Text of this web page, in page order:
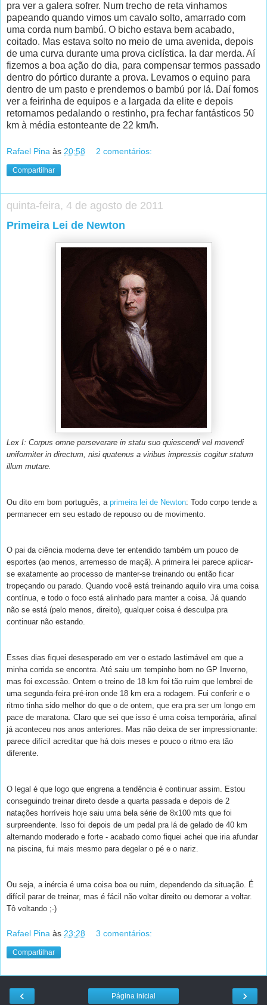
pra ver a galera sofrer. Num trecho de reta vinhamos
papeando quando vimos um cavalo solto, amarrado com
uma corda num bambú. O bicho estava bem acabado,
coitado. Mas estava solto no meio de uma avenida, depois
de uma curva durante uma prova ciclística. Ia dar merda. Aí
fizemos a boa ação do dia, para compensar termos passado
dentro do pórtico durante a prova. Levamos o equino para
dentro de um pasto e prendemos o bambú por lá. Daí fomos
ver a feirinha de equipos e a largada da elite e depois
retornamos pedalando o restinho, pra fechar fantásticos 50
km à média estonteante de 22 km/h.
Rafael Pina às 20:58 2 comentários:
Compartilhar
quinta-feira, 4 de agosto de 2011
Primeira Lei de Newton
Lex I: Corpus omne perseverare in statu suo quiescendi vel movendi
uniformiter in directum, nisi quatenus a viribus impressis cogitur statum
illum mutare.
Ou dito em bom português, a primeira lei de Newton: Todo corpo tende a
permanecer em seu estado de repouso ou de movimento.
O pai da ciência moderna deve ter entendido também um pouco de
esportes (ao menos, arremesso de maçã). A primeira lei parece aplicar-
se exatamente ao processo de manter-se treinando ou então ficar
tropeçando ou parado. Quando você está treinando aquilo vira uma coisa
contínua, e todo o foco está alinhado para manter a coisa. Já quando
não se está (pelo menos, direito), qualquer coisa é desculpa pra
continuar não estando.
Esses dias fiquei desesperado em ver o estado lastimável em que a
minha corrida se encontra. Até saiu um tempinho bom no GP Inverno,
mas foi excessão. Ontem o treino de 18 km foi tão ruim que lembrei de
uma segunda-feira pré-iron onde 18 km era a rodagem. Fui conferir e o
ritmo tinha sido melhor do que o de ontem, que era pra ser um longo em
pace de maratona. Claro que sei que isso é uma coisa temporária, afinal
já aconteceu nos anos anteriores. Mas não deixa de ser impressionante:
parece difícil acreditar que há dois meses e pouco o ritmo era tão
diferente.
O legal é que logo que engrena a tendência é continuar assim. Estou
conseguindo treinar direto desde a quarta passada e depois de 2
natações horríveis hoje saiu uma bela série de 8x100 mts que foi
surpreendente. Isso foi depois de um pedal pra lá de gelado de 40 km
alternando moderado e forte - acabado como fiquei achei que iria afundar
na piscina, fui mais mesmo para degelar o pé e o nariz.
Ou seja, a inércia é uma coisa boa ou ruim, dependendo da situação. É
difícil parar de treinar, mas é fácil não voltar direito ou demorar a voltar.
Tô voltando ;-)
Rafael Pina às 23:28 3 comentários:
Compartilhar
‹ ›
Página inicial